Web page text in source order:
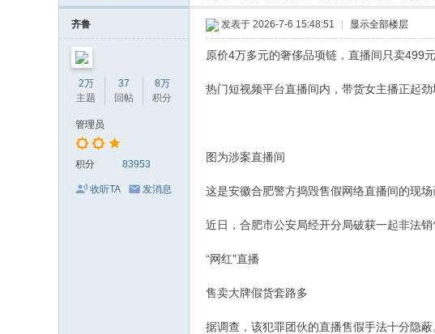
齐鲁
2万
主题
37
回帖
8万
积分
管理员
积分 83953
收听TA 发消息
发表于 2026-7-6 15:48:51 显示全部楼层
原价4万多元的奢侈品项链，直播间只卖499
热门短视频平台直播间内，带货女主播正起
图为涉案直播间
这是安徽合肥警方捣毁售假网络直播间的现场
近日，合肥市公安局经开分局破获一起非法
“网红”直播
售卖大牌假货套路多
据调查，该犯罪团伙的直播售假手法十分隐蔽